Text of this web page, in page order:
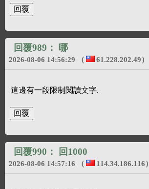
回覆989： 哪
2026-08-06 14:56:29 （ 61.228.202.49）
這邊有一段限制閱讀文字.
回覆990： 回1000
2026-08-06 14:57:16 （ 114.34.186.116）